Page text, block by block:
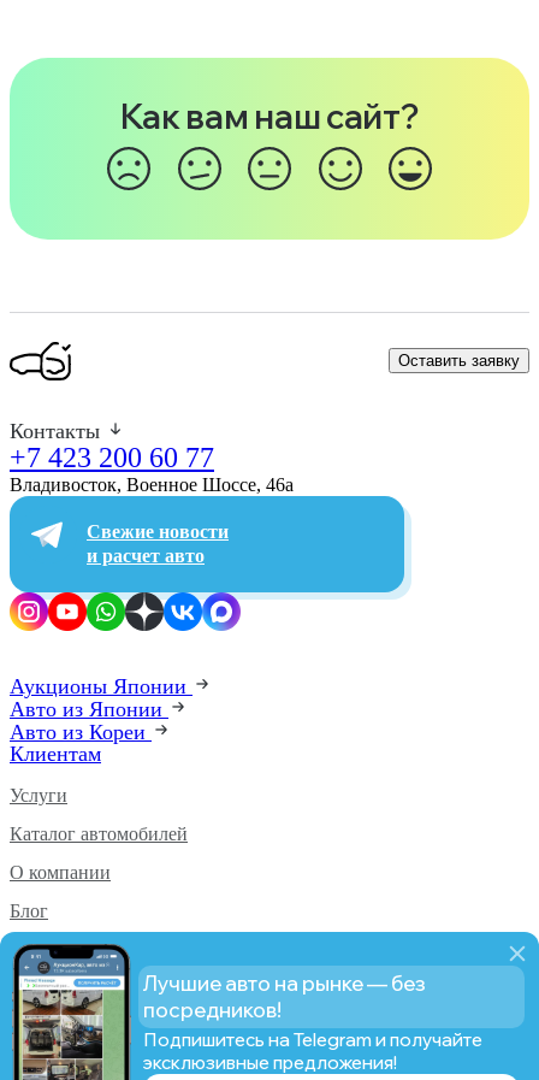
Как вам наш сайт?
Оставить заявку
Контакты
+7 423 200 60 77
Владивосток, Военное Шоссе, 46а​
Свежие новости
и расчет авто
Аукционы Японии
Авто из Японии
Авто из Кореи
Клиентам
Услуги
Каталог автомобилей
О компании
Блог
Аукционы PRO
Статистика PROЛучшие авто на рынке — без
посредников!
Подпишитесь на Telegram и получайте
эксклюзивные предложения!